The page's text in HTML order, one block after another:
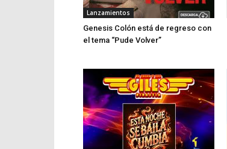
Lanzamientos
Genesis Colón está de regreso con
el tema “Pude Volver”